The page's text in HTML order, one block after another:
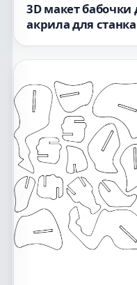
3D макет бабочки
акрила для станка